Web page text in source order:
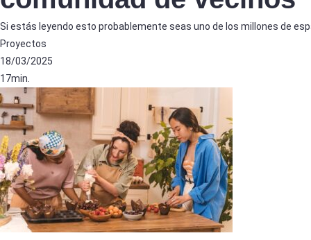
Si estás leyendo esto probablemente seas uno de los millones de
Proyectos
18/03/2025
17min.